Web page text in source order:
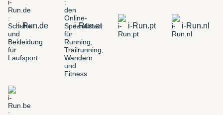
i-Run.de i-Run.at i-Run.pt i-Run.nl